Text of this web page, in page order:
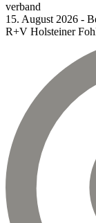
verband
15. August 2026 -
R+V Holsteiner